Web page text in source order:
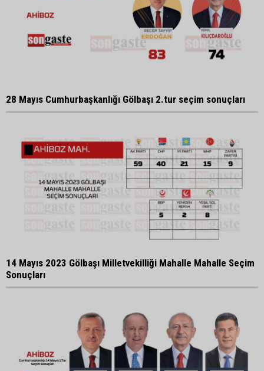
28 Mayıs Cumhurbaşkanlığı Gölbaşı 2.tur seçim sonuçları
14 Mayıs 2023 Gölbaşı Milletvekilliği Mahalle Mahalle Seçim
Sonuçları